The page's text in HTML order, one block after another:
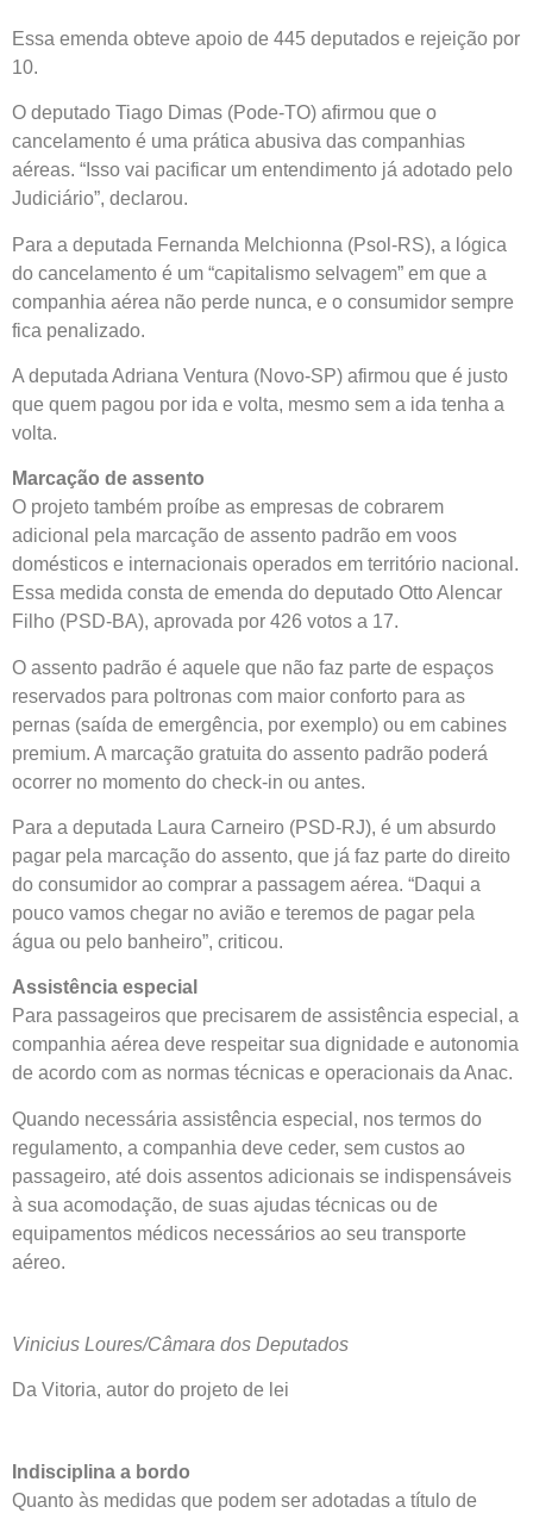
Essa emenda obteve apoio de 445 deputados e rejeição por
10.
O deputado Tiago Dimas (Pode-TO) afirmou que o
cancelamento é uma prática abusiva das companhias
aéreas. “Isso vai pacificar um entendimento já adotado pelo
Judiciário”, declarou.
Para a deputada Fernanda Melchionna (Psol-RS), a lógica
do cancelamento é um “capitalismo selvagem” em que a
companhia aérea não perde nunca, e o consumidor sempre
fica penalizado.
A deputada Adriana Ventura (Novo-SP) afirmou que é justo
que quem pagou por ida e volta, mesmo sem a ida tenha a
volta.
Marcação de assento
O projeto também proíbe as empresas de cobrarem
adicional pela marcação de assento padrão em voos
domésticos e internacionais operados em território nacional.
Essa medida consta de emenda do deputado Otto Alencar
Filho (PSD-BA), aprovada por 426 votos a 17.
O assento padrão é aquele que não faz parte de espaços
reservados para poltronas com maior conforto para as
pernas (saída de emergência, por exemplo) ou em cabines
premium. A marcação gratuita do assento padrão poderá
ocorrer no momento do check-in ou antes.
Para a deputada Laura Carneiro (PSD-RJ), é um absurdo
pagar pela marcação do assento, que já faz parte do direito
do consumidor ao comprar a passagem aérea. “Daqui a
pouco vamos chegar no avião e teremos de pagar pela
água ou pelo banheiro”, criticou.
Assistência especial
Para passageiros que precisarem de assistência especial, a
companhia aérea deve respeitar sua dignidade e autonomia
de acordo com as normas técnicas e operacionais da Anac.
Quando necessária assistência especial, nos termos do
regulamento, a companhia deve ceder, sem custos ao
passageiro, até dois assentos adicionais se indispensáveis
à sua acomodação, de suas ajudas técnicas ou de
equipamentos médicos necessários ao seu transporte
aéreo.
Vinicius Loures/Câmara dos Deputados
Da Vitoria, autor do projeto de lei
Indisciplina a bordo
Quanto às medidas que podem ser adotadas a título de